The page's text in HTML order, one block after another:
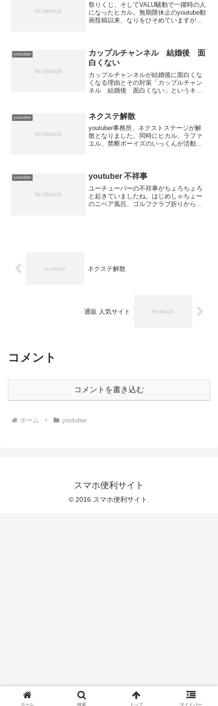
祭りくじ、そしてVALU騒動で一躍時の人
になったヒカル。無期限休止のyoutube動
画投稿以来、なりをひそめていますが年
は早く復帰し...
youtuber
カップルチャンネル 結婚後 面
白くない
カップルチャンネルが結婚後に面白くな
くなる理由とその対策「カップルチャン
ネル 結婚後 面白くない」というキー
画が以前ほど面白く感じられなくなった
と感じる視聴者が...
youtuber ネクステ解散
youtuber事務所、ネクストステージが解
散となりました。同時にヒカル、ラファ
エル、禁断ボーイズのいっくんが活動休
はやっぱりVAL...
youtuber youtuber 不祥事
ユーチューバーの不祥事がちょろちょろ
と起きていましたね。はじめしゃちょー
のニベア風呂、ゴルフクラブ折りからの
ネクステ解散
通販 人気サイト
コメント
コメントを書き込む
ホーム youtuber
スマホ便利サイト
© 2016 スマホ便利サイト.
ホーム 検索 トップ サイドバー